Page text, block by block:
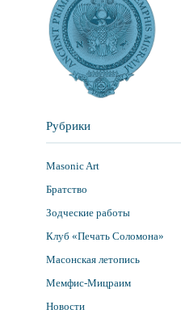
Рубрики
Masonic Art
Братство
Зодческие работы
Клуб «Печать Соломона»
Масонская летопись
Мемфис-Мицраим
Новости